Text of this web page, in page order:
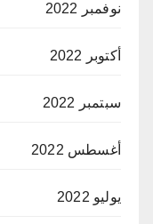
نوفمبر 2022
أكتوبر 2022
سبتمبر 2022
أغسطس 2022
يوليو 2022